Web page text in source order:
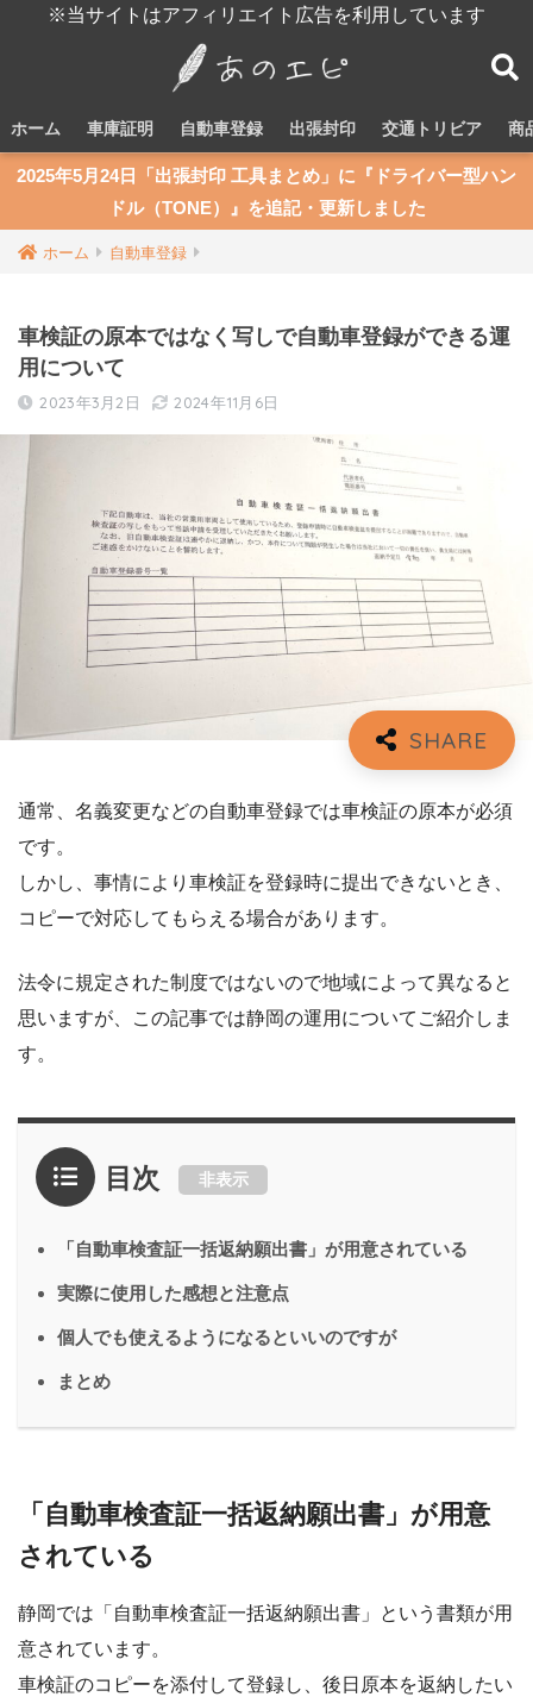
※当サイトはアフィリエイト広告を利用しています
ホーム 車庫証明 自動車登録 出張封印 交通トリビア 商
2025年5月24日「出張封印 工具まとめ」に『ドライバー型ハン
ドル（TONE）』を追記・更新しました
ホーム 自動車登録
車検証の原本ではなく写しで自動車登録ができる運
用について
2023年3月2日 2024年11月6日
通常、名義変更などの自動車登録では車検証の原本が必須
です。
しかし、事情により車検証を登録時に提出できないとき、
コピーで対応してもらえる場合があります。
法令に規定された制度ではないので地域によって異なると
思いますが、この記事では静岡の運用についてご紹介しま
す。
目次 非表示
「自動車検査証一括返納願出書」が用意されている
実際に使用した感想と注意点
個人でも使えるようになるといいのですが
まとめ
「自動車検査証一括返納願出書」が用意
されている
静岡では「自動車検査証一括返納願出書」という書類が用
意されています。
車検証のコピーを添付して登録し、後日原本を返納したい